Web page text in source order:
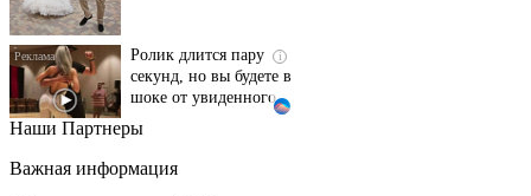
шоке от увиденного
будете смеяться долго
Наши Партнеры
Важная информация